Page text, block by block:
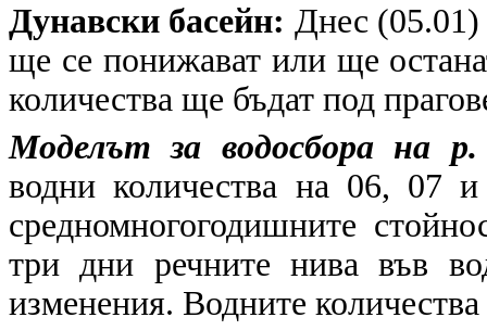
Дунавски басейн: Днес (05.01)
ще се понижават или ще
количества ще бъдат под
Моделът за водосбора на р.
водни количества на 06, 07
средномногогодишните
три дни речните нива във
изменения. Водните